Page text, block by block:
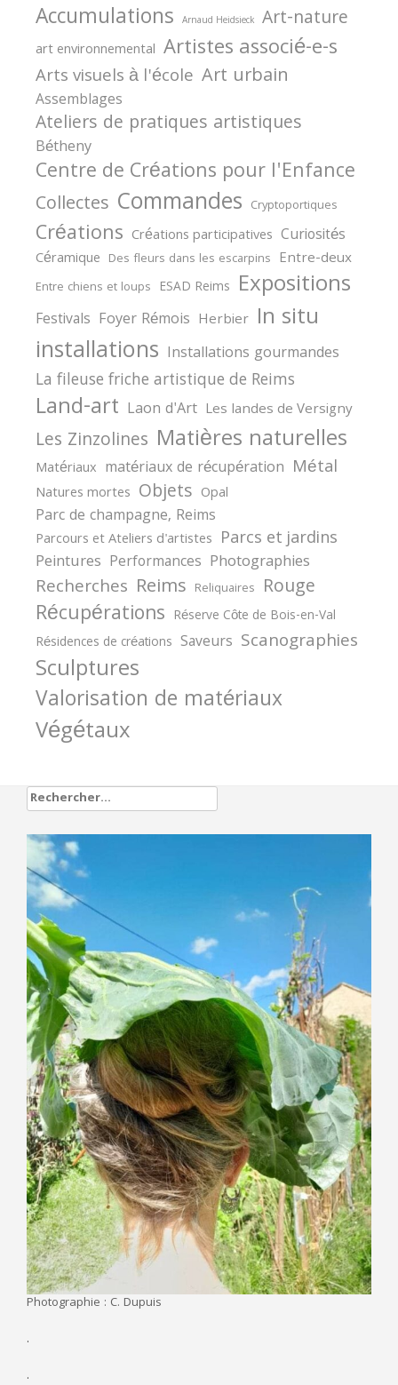
Accumulations Arnaud Heidsieck Art-nature
art environnemental Artistes associé-e-s
Arts visuels à l'école Art urbain
Assemblages
Ateliers de pratiques artistiques
Bétheny
Centre de Créations pour l'Enfance
Collectes Commandes Cryptoportiques
Créations Créations participatives Curiosités
Céramique Des fleurs dans les escarpins Entre-deux
Entre chiens et loups ESAD Reims Expositions
Festivals Foyer Rémois Herbier In situ
installations Installations gourmandes
La fileuse friche artistique de Reims
Land-art Laon d'Art Les landes de Versigny
Les Zinzolines Matières naturelles
Matériaux matériaux de récupération Métal
Natures mortes Objets Opal
Parc de champagne, Reims
Parcours et Ateliers d'artistes Parcs et jardins
Peintures Performances Photographies
Recherches Reims Reliquaires Rouge
Récupérations Réserve Côte de Bois-en-Val
Résidences de créations Saveurs Scanographies
Sculptures
Valorisation de matériaux
Végétaux
Rechercher :
Photographie : C. Dupuis
.
.